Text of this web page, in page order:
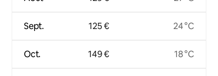
Sept.
Oct.
125 €
149 €
24 °C
18 °C